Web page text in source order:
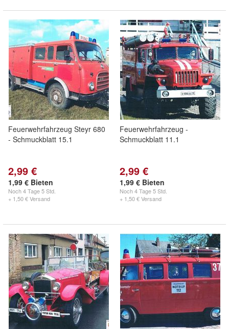
Feuerwehrfahrzeug Steyr 680
- Schmuckblatt 15.1
2,99 €
1,99 € Bieten
Noch4 Tage 5 Std.
+ 1,50 € Versand
Feuerwehrfahrzeug -
Schmuckblatt 11.1
2,99 €
1,99 € Bieten
Noch4 Tage 5 Std.
+ 1,50 € Versand